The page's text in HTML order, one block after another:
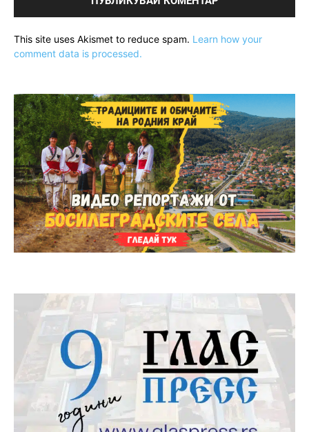
This site uses Akismet to reduce spam. Learn how your
comment data is processed.